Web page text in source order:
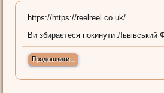
https://https://reelreel.co.uk/
Ви збираєтеся покинути
Продовжити...